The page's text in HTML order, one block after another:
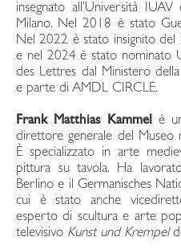
insegnato all’Università
Milano. Nel 2018 è stato
Nel 2022 è stato insignito del
e nel 2024 è stato nominato
des Lettres dal Ministero
e parte di AMDL CIRCLE.
Frank Matthias Kammelè
direttore generale del Museo
È specializzato in arte
pittura su tavola. Ha
Berlino e il Germanisches
cui è stato anche
esperto di scultura e arte
televisivo Kunst und Krempel